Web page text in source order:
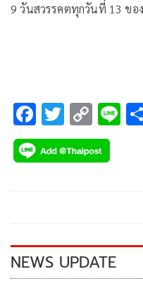
9 วันสวรรคตทุกวันที่ 13 ขอ
F
ac
e
k
T
wi
tt
C
o
p
k
Li
NEWS UPDATE